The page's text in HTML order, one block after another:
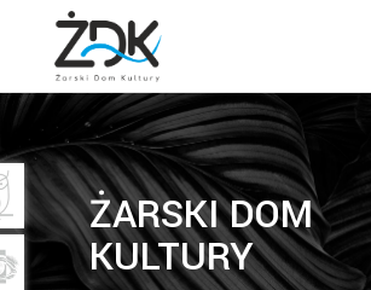
ŻARSKI DOM
KULTURY